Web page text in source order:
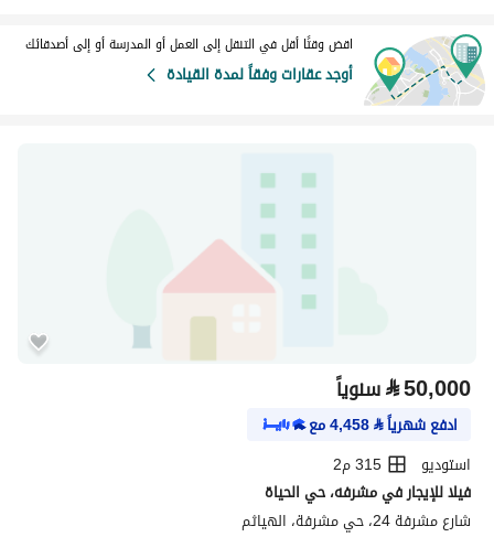
اقض وقتًا أقل في التنقل إلى العمل أو المدرسة أو إلى أصدقائك
أوجد عقارات وفقاً لمدة القيادة
⃁50,000 سنوياً
ادفع شهرياً⃁
4,458مع
استوديو
315 م2
فيلا للإيجار في مشرفه، حي الحياة
شارع مشرفة 24، حي مشرفة، الهياثم